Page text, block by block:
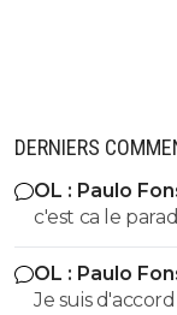
DERNIERS
OL : Paulo
c'est ca le
saison t'es
OL : Paulo
Je suis